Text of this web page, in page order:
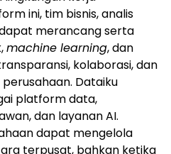
ini, tim bisnis, analis
merancang serta
machine learning, dan
kolaborasi, dan
Dataiku
platform data,
dan layanan AI.
dapat mengelola
terpusat, bahkan ketika